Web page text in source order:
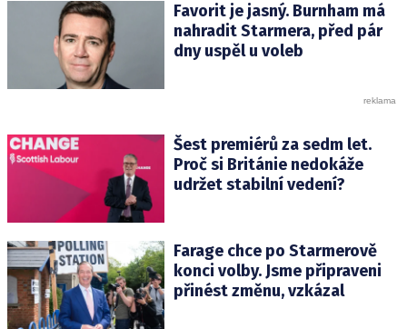
Favorit je jasný. Burnham má
nahradit Starmera, před pár
dny uspěl u voleb
Šest premiérů za sedm let.
Proč si Británie nedokáže
udržet stabilní vedení?
Farage chce po Starmerově
konci volby. Jsme připraveni
přinést změnu, vzkázal